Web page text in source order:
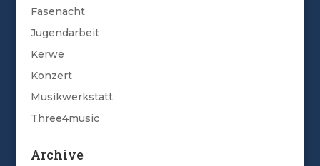
Fasenacht
Jugendarbeit
Kerwe
Konzert
Musikwerkstatt
Three4music
Archive